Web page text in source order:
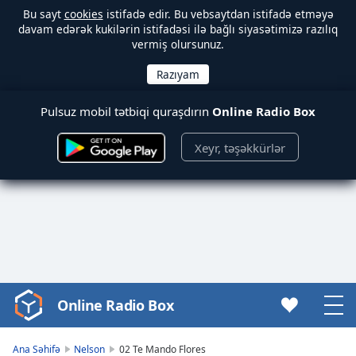
Bu sayt cookies istifadə edir. Bu vebsaytdan istifadə etməyə
davam edərək kukilərin istifadəsi ilə bağlı siyasətimizə razılıq
vermiş olursunuz.
Pulsuz mobil tətbiqi quraşdırın Online Radio Box
Xeyr, təşəkkürlər
Video
Player
Online Radio Box
Ana Səhifə Nelson 02 Te Mando Flores